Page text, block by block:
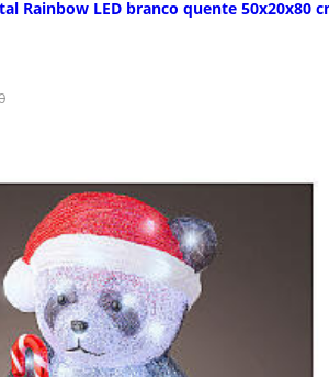
Rainbow LED branco quente 50x20x80